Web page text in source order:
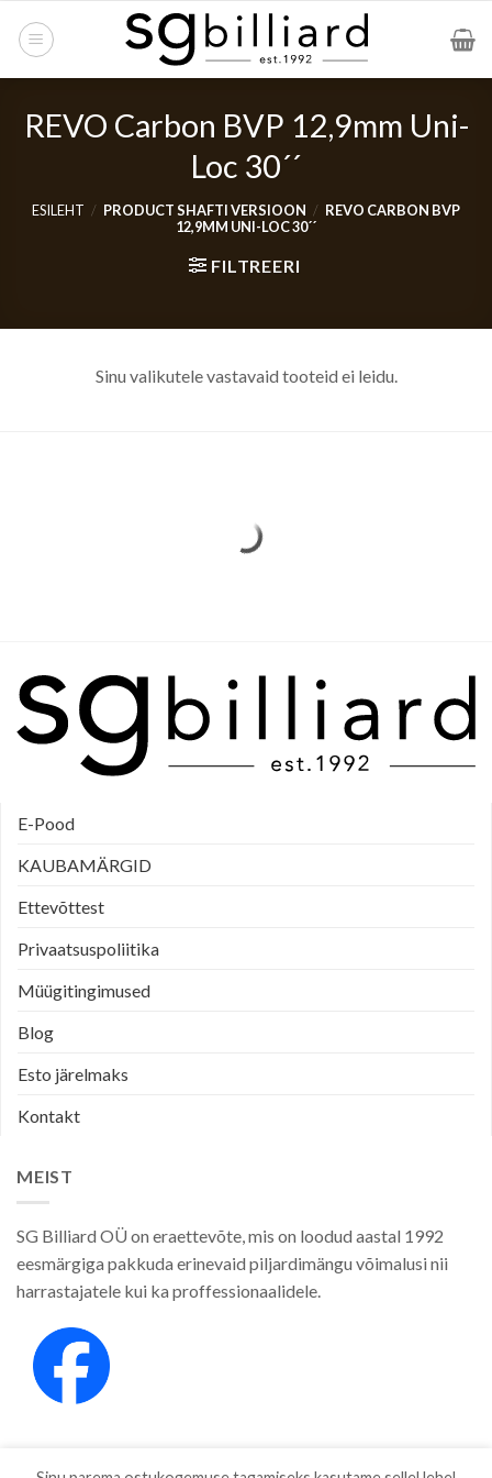
REVO Carbon BVP 12,9mm Uni-
Loc 30´´
ESILEHT / PRODUCT SHAFTI VERSIOON / REVO CARBON BVP
12,9MM UNI-LOC 30´´
FILTREERI
Sinu valikutele vastavaid tooteid ei leidu.
E-Pood
KAUBAMÄRGID
Ettevõttest
Privaatsuspoliitika
Müügitingimused
Blog
Esto järelmaks
Kontakt
MEIST
SG Billiard OÜ on eraettevõte, mis on loodud aastal 1992
eesmärgiga pakkuda erinevaid piljardimängu võimalusi nii
harrastajatele kui ka proffessionaalidele.